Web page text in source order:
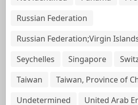
Russian Federation
Russian Federation;Virgin
Seychelles
Singapore
Taiwan
Taiwan, Province of
Undetermined
United Arab